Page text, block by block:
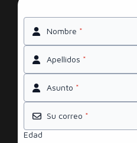
Nombre *
Apellidos *
Asunto *
Su correo *
Edad